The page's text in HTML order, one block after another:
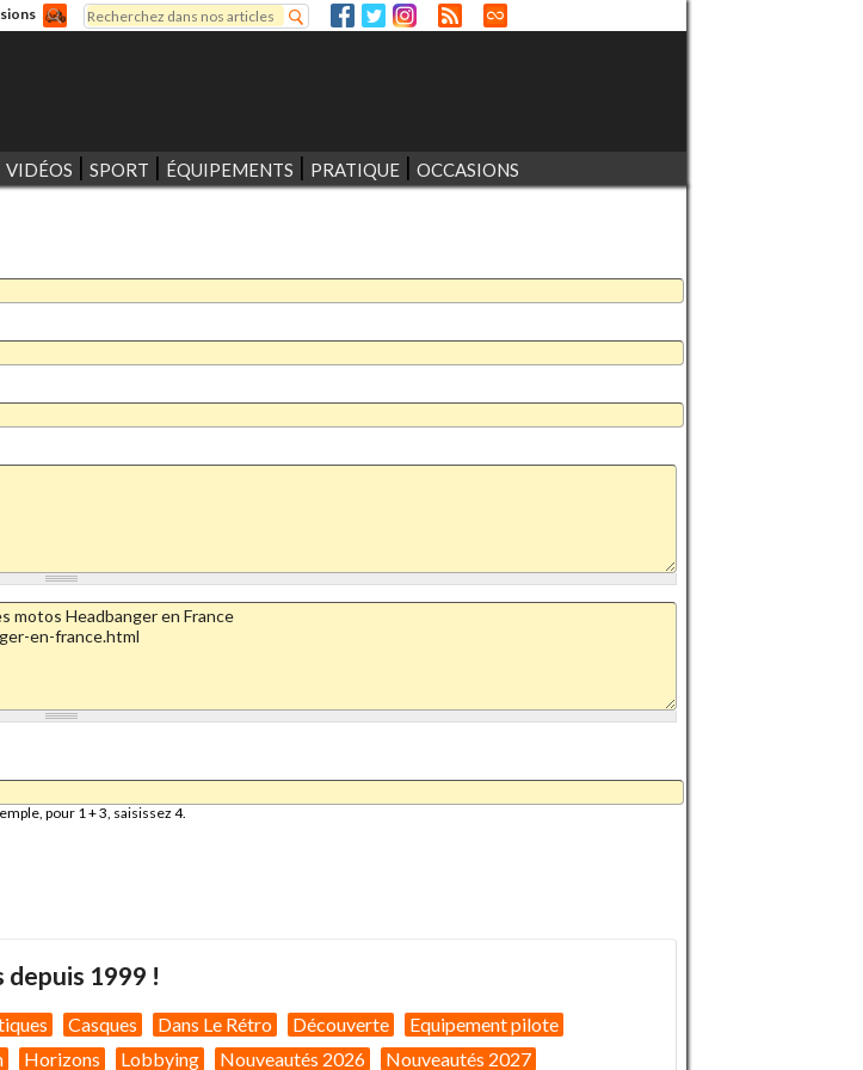
Formulaire de recherche
Rechercher
VIDÉOS SPORT ÉQUIPEMENTS PRATIQUE OCCASIONS
pour 1 + 3, saisissez 4.
1999 !
Casques Dans Le Rétro Découverte
Equipement pilote
Horizons Lobbying Nouveautés 2026 Nouveautés 2027